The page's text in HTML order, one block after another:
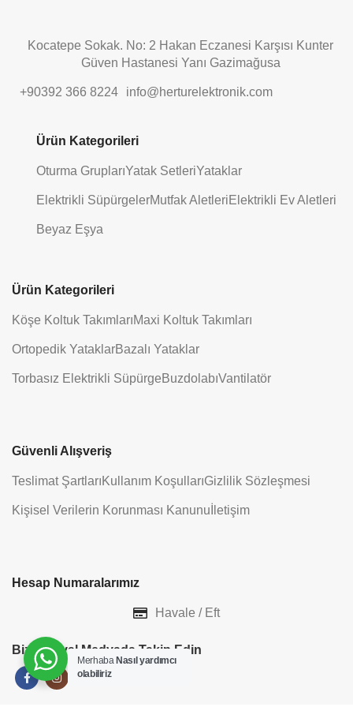
Kocatepe Sokak. No: 2 Hakan Eczanesi Karşısı Kunter
Güven Hastanesi Yanı Gazimağusa
+90392 366 8224 info@herturelektronik.com
Ürün Kategorileri
Oturma GruplarıYatak SetleriYataklar
Elektrikli SüpürgelerMutfak AletleriElektrikli Ev Aletleri
Beyaz Eşya
Ürün Kategorileri
Köşe Koltuk TakımlarıMaxi Koltuk Takımları
Ortopedik YataklarBazalı Yataklar
Torbasız Elektrikli SüpürgeBuzdolabıVantilatör
Güvenli Alışveriş
Teslimat ŞartlarıKullanım KoşullarıGizlilik Sözleşmesi
Kişisel Verilerin Korunması Kanunu İletişim
Hesap Numaralarımız
Havale / Eft
Bizi Sosyal Medyada Takip Edin
Merhaba Nasıl yardımcı
olabiliriz